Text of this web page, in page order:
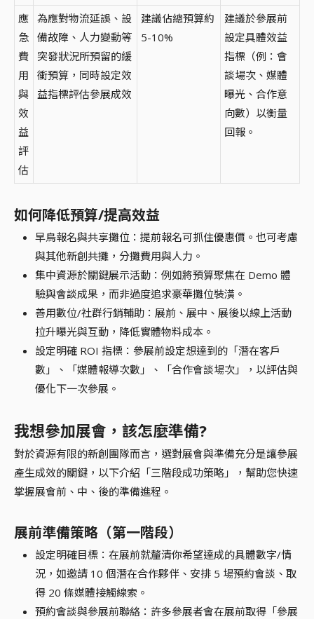
應
急
費
用
與
效
益
評
估
為應對物流延誤、設
備故障、人力變動等
突發狀況所預留的緩
衝預算，同時設定效
益指標評估參展成效
建議佔總預算約
5-10%
建議於參展前
設定具體效益
指標（例：會
談場次、媒體
曝光、合作意
向數）以衡量
回報。
如何降低預算/提高效益
早鳥報名與共享攤位：提前報名可抓住優惠價。也可考慮
與其他新創共攤，分攤費用與人力。
集中資源於關鍵展示活動：例如將預算聚焦在 Demo 體
驗與會談成果，而非過度追求豪華攤位裝潢。
善用數位/社群行銷輔助：展前、展中、展後以線上活動
拉升曝光與互動，降低實體物料成本。
設定明確 ROI 指標：參展前設定想達到的「潛在客戶
數」、「媒體報導次數」、「合作會談場次」，以評估與
優化下一次參展。
我想參加展會，該怎麼準備?
對於資源有限的新創團隊而言，選對展會與準備充分是讓參展
產生成效的關鍵，以下介紹「三階段成功策略」，幫助您快速
掌握展會前、中、後的準備進程。
展前準備策略（第一階段）
設定明確目標：在展前就釐清你希望達成的具體數字/情
況，如邀請 10 個潛在合作夥伴、安排 5 場預約會談、取
得 20 條媒體接觸線索。
預約會談與參展前聯絡：許多參展者會在展前取得「參展